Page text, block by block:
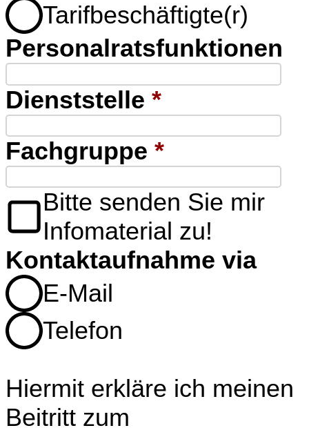
Tarifbeschäftigte(r)
Personalratsfunktionen
Dienststelle *
Fachgruppe *
Bitte senden Sie mir
Infomaterial zu!
Kontaktaufnahme via
E-Mail
Telefon
Hiermit erkläre ich meinen
Beitritt zum